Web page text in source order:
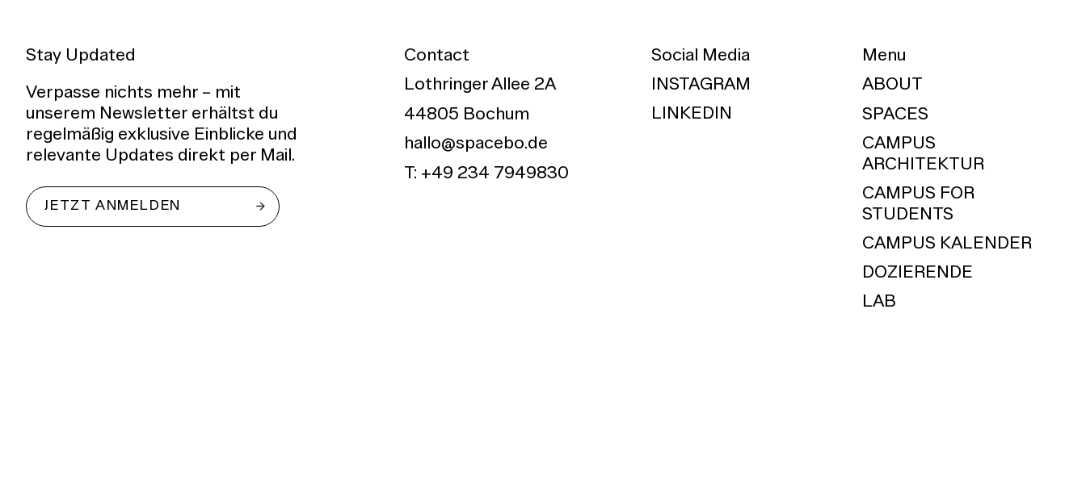
Stay Updated
Verpasse nichts mehr – mit
unserem Newsletter erhältst du
regelmäßig exklusive Einblicke und
relevante Updates direkt per Mail.
JETZT ANMELDEN
Contact
Lothringer Allee 2A
44805 Bochum
hallo@spacebo.de
T: +49 234 7949830
Social Media
INSTAGRAM
LINKEDIN
Menu
ABOUT
SPACES
CAMPUS
ARCHITEKTUR
CAMPUS FOR
STUDENTS
CAMPUS KALENDER
DOZIERENDE
LAB